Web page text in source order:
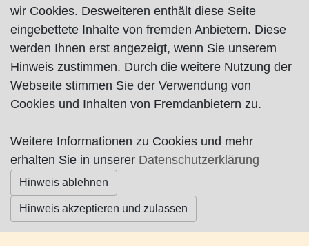
© Worpswede24 2015-2026
wir Cookies. Desweiteren enthält diese Seite
eingebettete Inhalte von fremden Anbietern. Diese
werden Ihnen erst angezeigt, wenn Sie unserem
Hinweis zustimmen. Durch die weitere Nutzung der
Webseite stimmen Sie der Verwendung von
Cookies und Inhalten von Fremdanbietern zu.
Weitere Informationen zu Cookies und mehr
erhalten Sie in unserer Datenschutzerklärung
Hinweis ablehnen
Hinweis akzeptieren und zulassen